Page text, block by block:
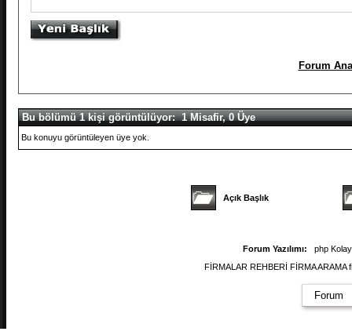
Forum
Bu bölümü 1 kişi görüntülüyor: 1 Misafir, 0 Üye
Bu konuyu görüntüleyen üye yok.
Açık Başlık
Forum Yazılımı:
php
FİRMALAR REHBERİ FİRMA
Forum